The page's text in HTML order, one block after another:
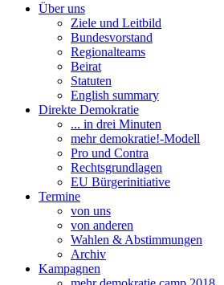
Über uns
Ziele und Leitbild
Bundesvorstand
Regionalteams
Beirat
Statuten
English summary
Direkte Demokratie
... in drei Minuten
mehr demokratie!-Modell
Pro und Contra
Rechtsgrundlagen
EU Bürgerinitiative
Termine
von uns
von anderen
Wahlen & Abstimmungen
Archiv
Kampagnen